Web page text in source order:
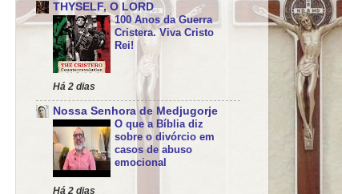
THYSELF, O LORD
100 Anos da Guerra
Cristera. Viva Cristo
Rei!
Há 2 dias
Nossa Senhora de Medjugorje
O que a Bíblia diz
sobre o divórcio em
casos de abuso
emocional
Há 2 dias